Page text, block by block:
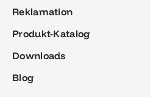
Reklamation
Produkt-Katalog
Downloads
Blog